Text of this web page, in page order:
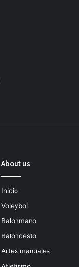
About us
Inicio
Voleybol
Balonmano
Baloncesto
Artes marciales